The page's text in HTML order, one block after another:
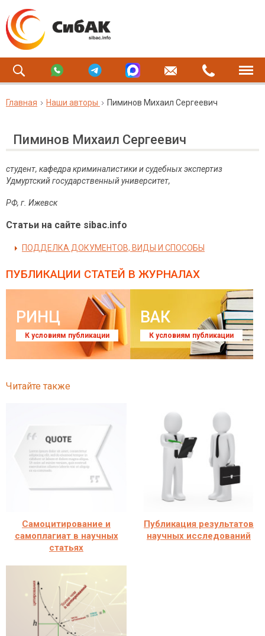
Главная Наши авторы Пиминов Михаил Сергеевич
Пиминов Михаил Сергеевич
студент, кафедра криминалистики и судебных экспертиз
Удмуртский государственный университет,
РФ, г. Ижевск
Статьи на сайте sibac.info
ПОДДЕЛКА ДОКУМЕНТОВ, ВИДЫ И СПОСОБЫ
ПУБЛИКАЦИИ СТАТЕЙ В ЖУРНАЛАХ
РИНЦ
К условиям публикации
ВАК
К условиям публикации
Читайте также
Самоцитирование и
самоплагиат в научных
статьях
Публикация результатов
научных исследований